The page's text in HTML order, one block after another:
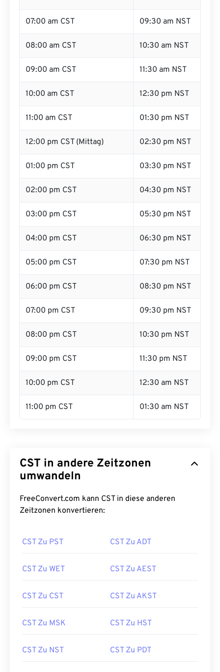
07:00 am CST 09:30 am NST
08:00 am CST 10:30 am NST
09:00 am CST 11:30 am NST
10:00 am CST 12:30 pm NST
11:00 am CST 01:30 pm NST
12:00 pm CST (Mittag) 02:30 pm NST
01:00 pm CST 03:30 pm NST
02:00 pm CST 04:30 pm NST
03:00 pm CST 05:30 pm NST
04:00 pm CST 06:30 pm NST
05:00 pm CST 07:30 pm NST
06:00 pm CST 08:30 pm NST
07:00 pm CST 09:30 pm NST
08:00 pm CST 10:30 pm NST
09:00 pm CST 11:30 pm NST
10:00 pm CST 12:30 am NST
11:00 pm CST 01:30 am NST
CST in andere Zeitzonen
umwandeln
FreeConvert.com kann CST in diese anderen
Zeitzonen konvertieren:
CST Zu PST CST Zu ADT
CST Zu WET CST Zu AEST
CST Zu CST CST Zu AKST
CST Zu MSK CST Zu HST
CST Zu NST CST Zu PDT